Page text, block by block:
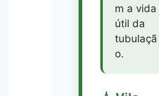
m a vida
útil da
tubulaçã
o.